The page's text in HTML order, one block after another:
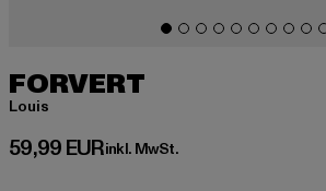
FORVERT
Louis
59,99 EUR
Derzeitiger Preis: 59,99 EUR
inkl. MwSt.